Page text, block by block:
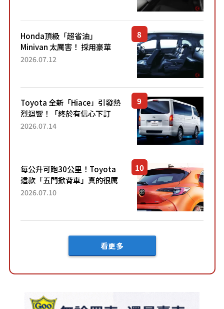
Honda頂級「超省油」
Minivan 太厲害！ 採用豪華
「真皮座椅」與專屬「黑色內
「三...
2026.07.12
Toyota 全新「Hiace」引發熱
烈迴響！「終於有信心下訂
了！」「哪個等級交車最
車？...
2026.07.14
每公升可跑30公里！Toyota
這款「五門掀背車」真的很厲
害！ 擁有全長4.3公尺的「剛剛
2026.07.10
看更多